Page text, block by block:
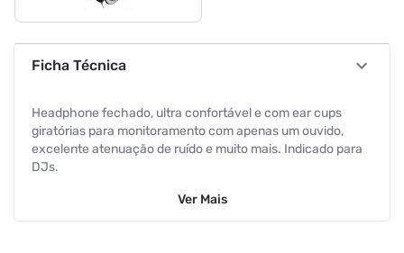
Ficha Técnica
Headphone fechado, ultra confortável e com ear cups
giratórias para monitoramento com apenas um ouvido,
excelente atenuação de ruído e muito mais. Indicado para
DJs.
O elegante HD 205 é um fone de ouvido supra-aural de
Ver Mais